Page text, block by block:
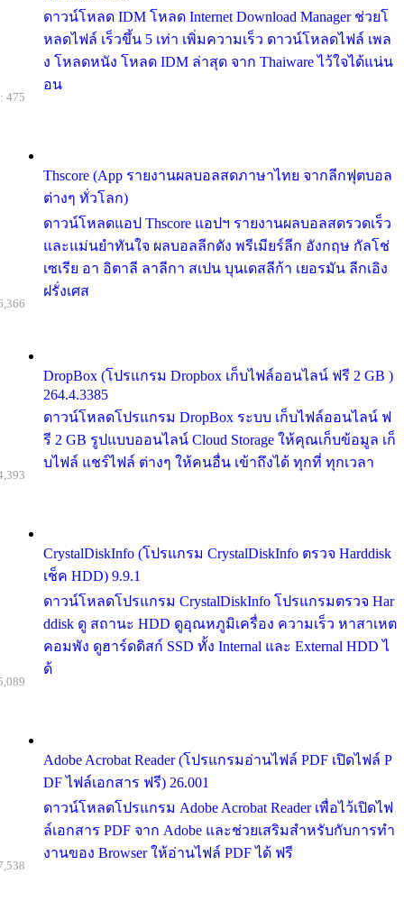
ดาวน์โหลด IDM โหลด Internet Download Manager ช่วยโ
หลดไฟล์ เร็วขึ้น 5 เท่า เพิ่มความเร็ว ดาวน์โหลดไฟล์ เพล
ง โหลดหนัง โหลด IDM ล่าสุด จาก Thaiware ไว้ใจได้แน่น
อน
Thscore (App รายงานผลบอลสดภาษาไทย จากลีกฟุตบอล
ต่างๆ ทั่วโลก)
ดาวน์โหลดแอป Thscore แอปฯ รายงานผลบอลสดรวดเร็ว
และแม่นยำทันใจ ผลบอลลีกดัง พรีเมียร์ลีก อังกฤษ กัลโช่
เซเรีย อา อิตาลี ลาลีกา สเปน บุนเดสลีก้า เยอรมัน ลีกเอิง
ฝรั่งเศส
475
DropBox (โปรแกรม Dropbox เก็บไฟล์ออนไลน์ ฟรี 2 GB )
264.4.3385
ดาวน์โหลดโปรแกรม DropBox ระบบ เก็บไฟล์ออนไลน์ ฟ
รี 2 GB รูปแบบออนไลน์ Cloud Storage ให้คุณเก็บข้อมูล เก็
บไฟล์ แชร์ไฟล์ ต่างๆ ให้คนอื่น เข้าถึงได้ ทุกที่ ทุกเวลา
CrystalDiskInfo (โปรแกรม CrystalDiskInfo ตรวจ Harddisk
เช็ค HDD) 9.9.1
ดาวน์โหลดโปรแกรม CrystalDiskInfo โปรแกรมตรวจ Har
ddisk ดู สถานะ HDD ดูอุณหภูมิเครื่อง ความเร็ว หาสาเหต
คอมพัง ดูฮาร์ดดิสก์ SSD ทั้ง Internal และ External HDD ไ
ด้
Adobe Acrobat Reader (โปรแกรมอ่านไฟล์ PDF เปิดไฟล์ P
DF ไฟล์เอกสาร ฟรี) 26.001
ดาวน์โหลดโปรแกรม Adobe Acrobat Reader เพื่อไว้เปิดไฟ
ล์เอกสาร PDF จาก Adobe และช่วยเสริมสำหรับกับการทำ
งานของ Browser ให้อ่านไฟล์ PDF ได้ ฟรี